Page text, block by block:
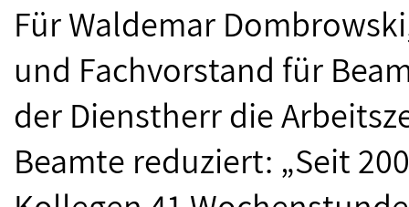
Für Waldemar
und Fachvorstand für
der Dienstherr die
Beamte reduziert: „Seit